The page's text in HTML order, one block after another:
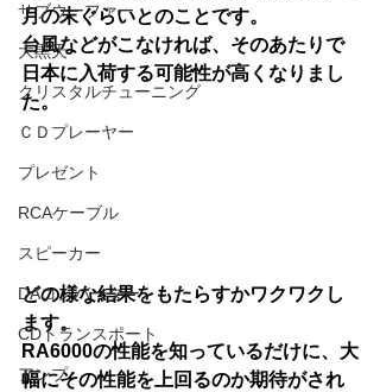
サブウーファー
大黒天
クリスタルチューニング
ＣＤプレーヤー
プレゼント
RCAケーブル
スピーカー
DAコンバーター
CDトランスポート
アンプ
月の末ぐらいとのことです。
台風などがこなければ、そのあたりで
日本に入荷する可能性が高くなりまし
た。
どの様な結果をもたらすかワクワクし
ます。
RA6000の性能を知っているだけに、大
幅にその性能を上回るのか期待がされ